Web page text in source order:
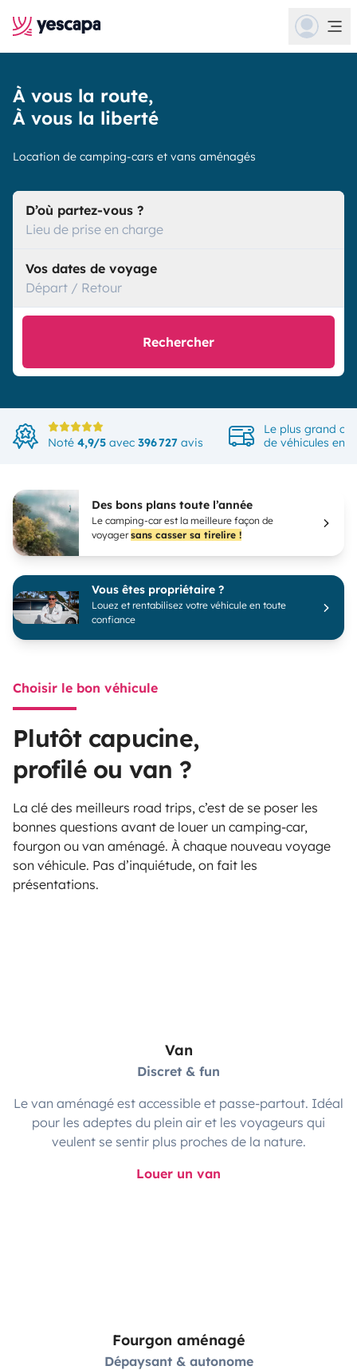
À vous la route,
À vous la liberté
Location de camping-cars et vans aménagés
D’où partez-vous ?
Lieu de prise en charge
Vos dates de voyage
Départ / Retour
Rechercher
Noté 4,9/5 avec 396 727 avis
Le plus grand
de véhicules en
Des bons plans toute l’année
Le camping-car est la meilleure façon de
voyagersans casser sa tirelire !
Vous êtes propriétaire ?
Louez et rentabilisez votre véhicule en toute
confiance
Choisir le bon véhicule
Plutôt capucine,
profilé ou van ?
La clé des meilleurs road trips, c’est de se poser les
bonnes questions avant de louer un camping-car,
fourgon ou van aménagé. À chaque nouveau voyage
son véhicule. Pas d’inquiétude, on fait les
présentations.
Van
Discret & fun
Le van aménagé est accessible et passe-partout. Idéal
pour les adeptes du plein air et les voyageurs qui
veulent se sentir plus proches de la nature.
Louer un van
Fourgon aménagé
Dépaysant & autonome